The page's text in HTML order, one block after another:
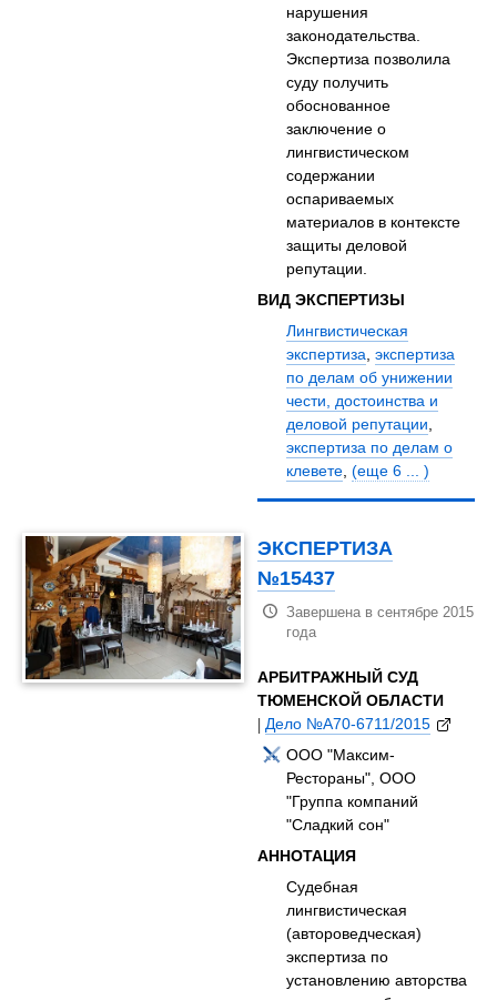
нарушения
законодательства.
Экспертиза позволила
суду получить
обоснованное
заключение о
лингвистическом
содержании
оспариваемых
материалов в контексте
защиты деловой
репутации.
ВИД ЭКСПЕРТИЗЫ
Лингвистическая
экспертиза,экспертиза
по делам об унижении
чести, достоинства и
деловой репутации,
экспертиза по делам о
клевете,(еще 6 ... )
ЭКСПЕРТИЗА
№15437
Завершена в сентябре 2015
года
АРБИТРАЖНЫЙ СУД
ТЮМЕНСКОЙ ОБЛАСТИ
|Дело №А70-6711/2015
ООО "Максим-
Рестораны", ООО
"Группа компаний
"Сладкий сон"
АННОТАЦИЯ
Судебная
лингвистическая
(автороведческая)
экспертиза по
установлению авторства